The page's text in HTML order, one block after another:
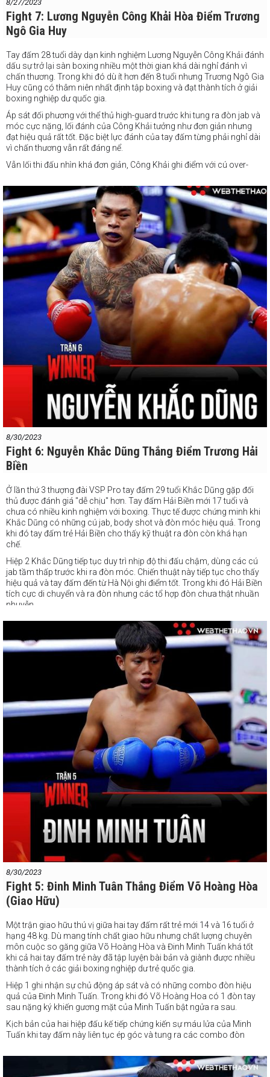
8/27/2023
Fight 7: Lương Nguyễn Công Khải Hòa Điểm Trương
Ngô Gia Huy
Tay đấm 28 tuổi dày dạn kinh nghiệm Lương Nguyễn Công Khải đánh
dấu sự trở lại sàn boxing nhiều một thời gian khá dài nghỉ đánh vì
chấn thương. Trong khi đó dù ít hơn đến 8 tuổi nhưng Trương Ngô Gia
Huy cũng có thâm niên nhất định tập boxing và đạt thành tích ở giải
boxing nghiệp dư quốc gia.
Áp sát đối phương với thể thủ high-guard trước khi tung ra đòn jab và
móc cực nặng, lối đánh của Công Khải tưởng như đơn giản nhưng
đạt hiệu quả rất tốt. Đặc biệt lực đánh của tay đấm từng phải nghỉ dài
vì chấn thương vẫn rất đáng nể.
Vẫn lối thi đấu nhìn khá đơn giản, Công Khải ghi điểm với cú over-
những tình huống bị ép góc tay đấm trẻ Gia Huy cũng có những tình
huống trả đòn bằng combo đấm móc trúng đích, nhưng lực đánh
còn khá khiêm tốn.
Hiệp 3 chứng kiến võ sỹ trẻ Gia Huy tích cực di chuyển và ra đòn
nhưng những đòn đánh của anh thường đi trúng đôi găng đã thủ thế
sẵn của Công Khải. Ngược lại, dù ra đòn ít hơn nhưng Công Khải có
những cú over-hand, móc phải thực sự nặng ký và chất lượng.
Hiệp đấu hai tay đấm vẫn không đẩy cao nhịp độ. Công Khải lộ rõ thể
lực đi xuống và những đòn over-hand của anh cũng không còn tạo
ra đột biến. Trong khi đó Gia Huy có những combo đấm móc phản
đòn hiệu quả. Đây là hiệp đấu tay đấm 19 tuổi có lẽ là tìm thấy nhiều
nhất đòn đấm trúng đích nhất trong cuộc so găng này.
Với việc cả hai không thể tìm thấy đòn knock-down và kịch bản trận
đấu khá cân bằng, không ngạc nhiên khi 2/3 giám định chấm điểm
hòa 38-38 và màn so găng giữa Công Khải vs. Gia Huy được thông
báo kết quả hòa.
#webthethao
#vsppro
8/30/2023
Fight 6: Nguyễn Khắc Dũng Thắng Điểm Trương Hải
Biền
Ở lần thứ 3 thượng đài VSP Pro tay đấm 29 tuổi Khắc Dũng gặp đối
thủ được đánh giá "dễ chịu" hơn. Tay đấm Hải Biền mới 17 tuổi và
chưa có nhiều kinh nghiệm với boxing. Thực tế được chứng minh khi
Khắc Dũng có những cú jab, body shot và đòn móc hiệu quả. Trong
khi đó tay đấm trẻ Hải Biền cho thấy kỹ thuật ra đòn còn khá hạn
chế.
Hiệp 2 Khắc Dũng tiếp tục duy trì nhịp độ thi đấu chậm, dùng các cú
jab tầm thấp trước khi ra đòn móc. Chiếnthuật này tiếp tục cho thấy
hiệu quả và tay đấm đến từ Hà Nội ghi điểm tốt. Trong khi đó Hải Biền
tích cực di chuyển và ra đòn nhưng các tổ hợp đòn chưa thật nhuần
nhuyễn.
Kịch bản ở 2 hiệp cuối không có đột biến dù Khắc Dũng tiếp tục giữ
nhịp đánh chậm vì thể lực đi xuống. Hải Biền không thể tận dụng
được lợi thế sức trẻ, ngược lại, thi thoảng anh còn dính đòn đấm
over-hand từ phía đối thủ. Trụ vững đến giây cuối cùng, Khắc Dũng
đã có phần thưởng xứng đáng là chiến thắng đồng thuận (39-37, 39-
#vsp
#boxing
8/30/2023
Fight 5: Đinh Minh Tuân Thắng Điểm Võ Hoàng Hòa
(giao Hữu)
Một trận giao hữu thú vị giữa hai tay đấm rất trẻ mới 14 và 16 tuổi ở
hạng 48 kg. Dù mang tính chất giao hữu nhưng chất lượng chuyên
môn cuộc so găng giữa Võ Hoàng Hòa và Đinh Minh Tuấn khá tốt
khi cả hai tay đấm trẻ này đã tập luyện bài bản và giành được nhiều
thành tích ở các giải boxing nghiệp dư trẻ quốc gia.
Hiệp 1 ghi nhận sự chủ động áp sát và có những combo đòn hiệu
quả của Đinh Minh Tuấn. Trong khi đó Võ Hoàng Hoa có 1 đòn tay
sau nặng ký khiến gương mặt của Minh Tuấn bật ngửa ra sau.
Kịch bản của hai hiệp đấu kế tiếp chứng kiến sự máu lửa của Minh
Tuấn khi tay đấm này liên tục ép góc và tung ra các combo đòn
sau chất lượng.
Bước ngoặt chỉ đến ở nửa cuối hiệp 4 khi trong tình huống ép góc